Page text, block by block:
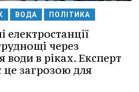
ВОДА ПОЛІТИКА
електростанції
через
води в ріках. Експерт
це загрозою для